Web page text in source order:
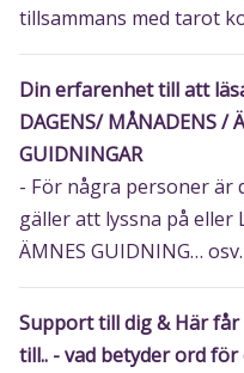
tillsammans med tarot
Din erfarenhet till att
DAGENS/ MÅNADENS /
GUIDNINGAR
- För några personer är
gäller att lyssna på eller
ÄMNES GUIDNING…
Support till dig & Här
till.. - vad betyder ord för